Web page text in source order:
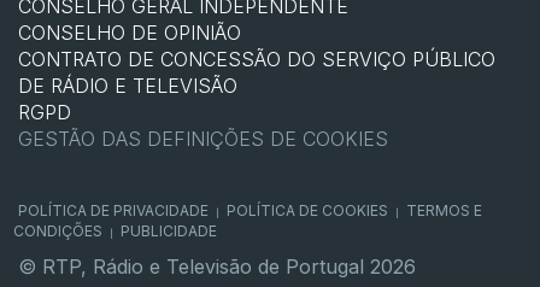
CONSELHO GERAL INDEPENDENTE
CONSELHO DE OPINIÃO
CONTRATO DE CONCESSÃO DO SERVIÇO PÚBLICO
DE RÁDIO E TELEVISÃO
RGPD
GESTÃO DAS DEFINIÇÕES DE COOKIES
POLÍTICA DE PRIVACIDADE POLÍTICA DE COOKIES
TERMOS E
CONDIÇÕES
PUBLICIDADE
© RTP, Rádio e Televisão de Portugal 2026